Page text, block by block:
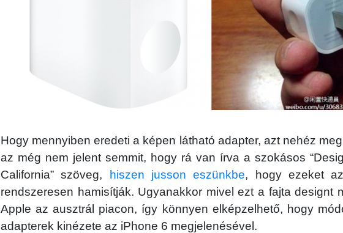
Hogy mennyiben eredeti a képen látható adapter, azt nehéz
az még nem jelent semmit, hogy rá van írva a szokásos
California” szöveg, hiszen jusson eszünkbe, hogy ezeket
rendszeresen hamisítják. Ugyanakkor mivel ezt a fajta designt
Apple az ausztrál piacon, így könnyen elképzelhető, hogy
adapterek kinézete az iPhone 6 megjelenésével.